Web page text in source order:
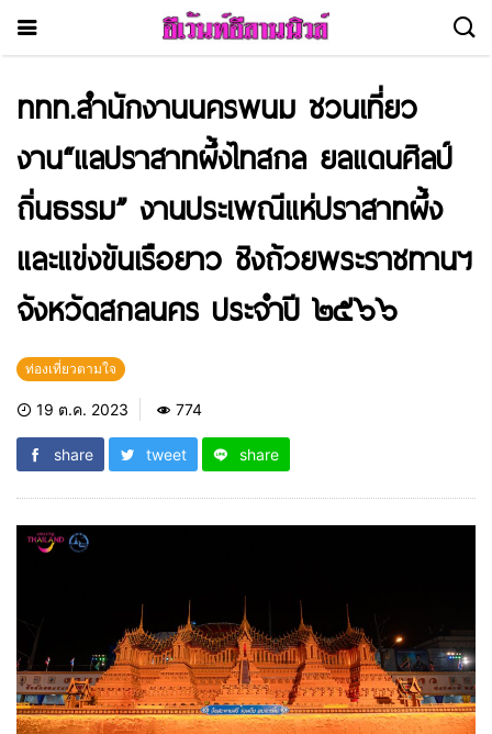
ททท.สำนักงานนครพนม ชวนเที่ยว
งาน“แลปราสาทผึ้งไทสกล ยลแดนศิลป์
ถิ่นธรรม” งานประเพณีแห่ปราสาทผึ้ง
และแข่งขันเรือยาว ชิงถ้วยพระราชทานฯ
จังหวัดสกลนคร ประจำปี ๒๕๖๖
ท่องเที่ยวตามใจ
19 ต.ค. 2023 774
share tweet share